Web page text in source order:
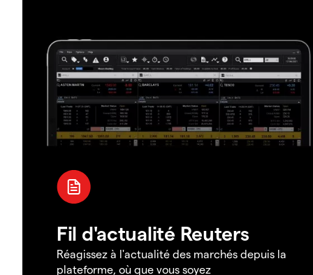
Fil d'actualité Reuters
Réagissez à l'actualité des marchés depuis la
plateforme, où que vous soyez